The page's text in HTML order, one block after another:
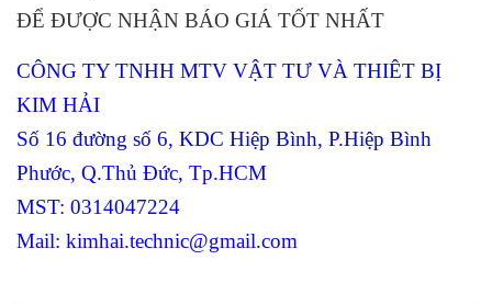
ĐỂ ĐƯỢC NHẬN BÁO GIÁ TỐT NHẤT
CÔNG TY TNHH MTV VẬT TƯ VÀ THIÊT BỊ
KIM HẢI
Số 16 đường số 6, KDC Hiệp Bình, P.Hiệp Bình
Phước, Q.Thủ Đức, Tp.HCM
MST: 0314047224
Mail: kimhai.technic@gmail.com